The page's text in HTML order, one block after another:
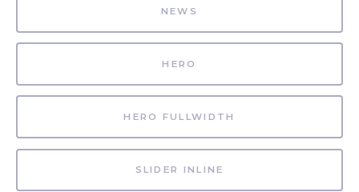
NEWS
HERO
HERO FULLWIDTH
SLIDER INLINE